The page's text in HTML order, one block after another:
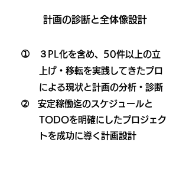
​計画の診断と全体像設計
➀ ３ PL化を含め、50件以上の立
上げ・移転を実践してきたプロ
による​現状と計画の分析・診断
➁ 安定稼働迄のスケジュールと
TODOを明確にしたプロジェク
トを成功に導く計画設計